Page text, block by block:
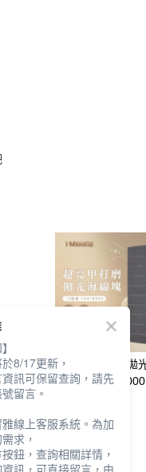
顏腮紅
IM超亮甲打磨拋
塊10回-240/6000
8/17更新，
訊可保留查詢，請先
留言。
線上客服系統。為加
求，
鈕，查詢相關詳情，
訊，可直接留言，由